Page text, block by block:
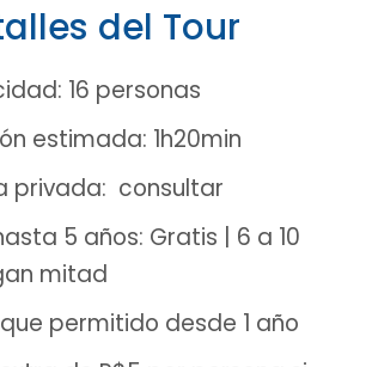
del Tour
16 personas
estimada: 1h20min
privada: consultar
5 años: Gratis | 6 a 10
mitad
permitido desde 1 año